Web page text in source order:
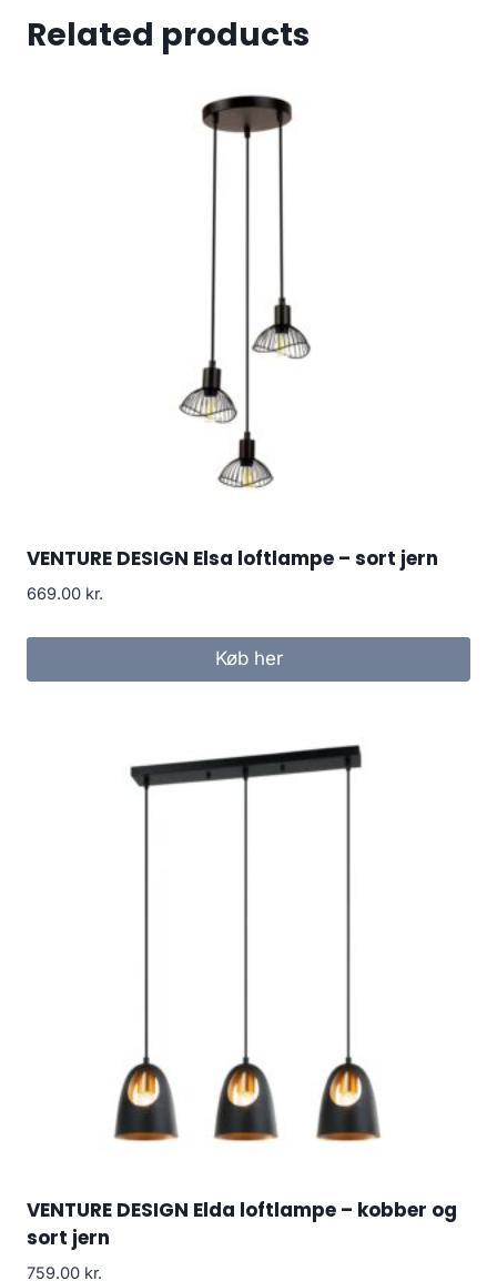
Related products
VENTURE DESIGN Elsa loftlampe – sort jern
669.00 kr.
Køb her
VENTURE DESIGN Elda loftlampe – kobber og
sort jern
759.00 kr.